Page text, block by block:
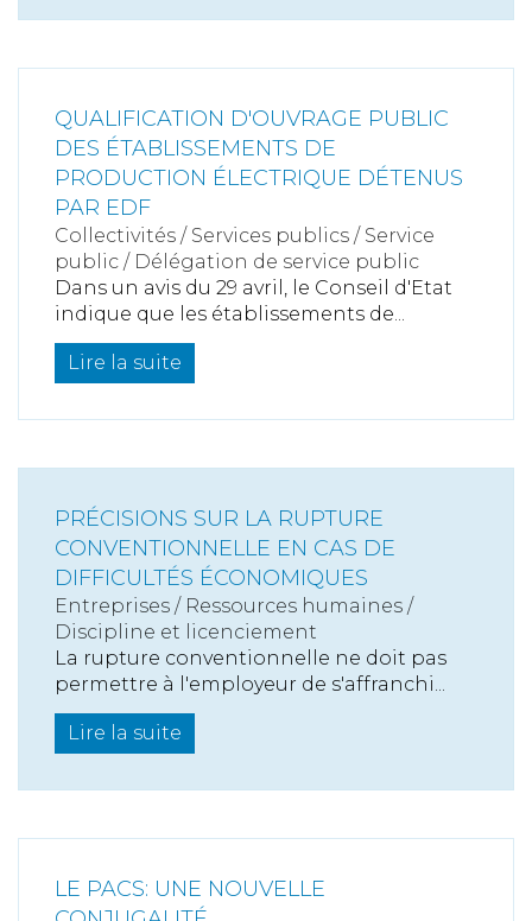
QUALIFICATION D'OUVRAGE PUBLIC
DES ÉTABLISSEMENTS DE
PRODUCTION ÉLECTRIQUE DÉTENUS
PAR EDF
Collectivités / Services publics / Service
public / Délégation de service public
Dans un avis du 29 avril, le Conseil d'Etat
indique que les établissements de...
Lire la suite
PRÉCISIONS SUR LA RUPTURE
CONVENTIONNELLE EN CAS DE
DIFFICULTÉS ÉCONOMIQUES
Entreprises / Ressources humaines /
Discipline et licenciement
La rupture conventionnelle ne doit pas
permettre à l'employeur de s'affranchi...
Lire la suite
LE PACS: UNE NOUVELLE